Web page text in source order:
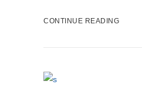
CONTINUE READING